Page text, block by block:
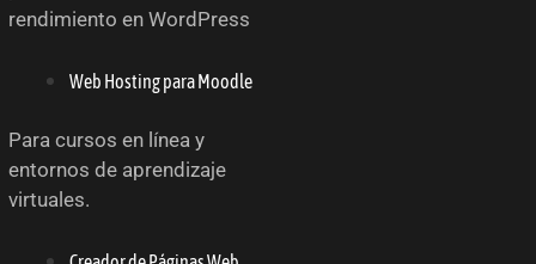
rendimiento en WordPress
Web Hosting para Moodle
Para cursos en línea y
entornos de aprendizaje
virtuales.